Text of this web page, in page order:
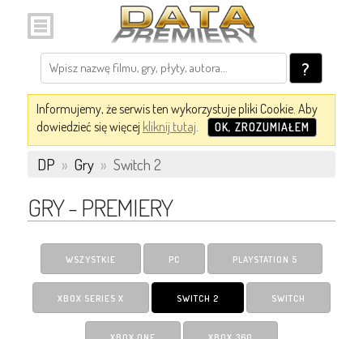
?
Informujemy, że serwis ten wykorzystuje pliki Cookie. Aby
dowiedzieć się więcej kliknij tutaj. OK, ZROZUMIAŁEM
DP » Gry » Switch 2
GRY - PREMIERY
WSZYSTKIE PC PLAYSTATION 5
XBOX SERIES X SWITCH 2 SWITCH